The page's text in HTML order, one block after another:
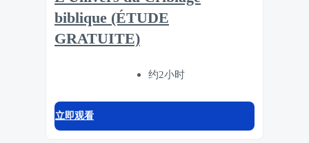
biblique (ÉTUDE
GRATUITE)
约2小时
立即观看